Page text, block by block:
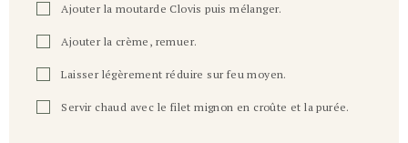
Ajouter la moutarde Clovis puis mélanger.
Ajouter la crème, remuer.
Laisser légèrement réduire sur feu moyen.
Servir chaud avec le filet mignon en croûte et la purée.